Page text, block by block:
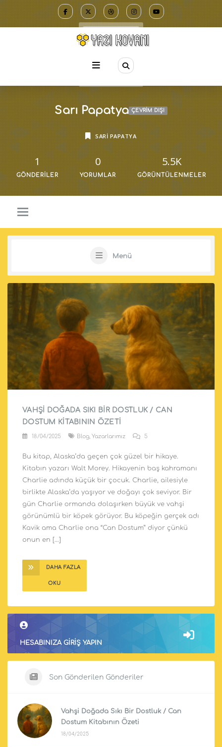
Sarı Papatya ÇEVRIM DIŞI
SARI PAPATYA
1
GÖNDERILER
0
YORUMLAR
5.5K
GÖRÜNTÜLENMELER
Menü
VAHŞI DOĞADA SIKI BIR DOSTLUK / CAN
DOSTUM KITABININ ÖZETI
18/04/2025 Blog, Yazarlarımız 5
Bu kitap, Alaska’da geçen çok güzel bir hikaye.
Kitabın yazarı Walt Morey. Hikayenin baş kahramanı
Charlie adında küçük bir çocuk. Charlie, ailesiyle
birlikte Alaska’da yaşıyor ve doğayı çok seviyor. Bir
gün Charlie ormanda dolaşırken büyük ve vahşi
görünümlü bir köpek görüyor. Bu köpeğin gerçek adı
Kavik ama Charlie ona “Can Dostum” diyor çünkü
onun en […]
DAHA FAZLA
OKU
HESABINIZA GIRIŞ YAPIN
Son Gönderilen Gönderiler
Vahşi Doğada Sıkı Bir Dostluk / Can
Dostum Kitabının Özeti
18/04/2025